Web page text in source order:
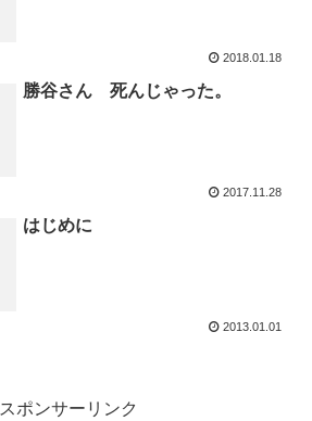
2018.01.18
勝谷さん 死んじゃった。
2017.11.28
はじめに
2013.01.01
スポンサーリンク